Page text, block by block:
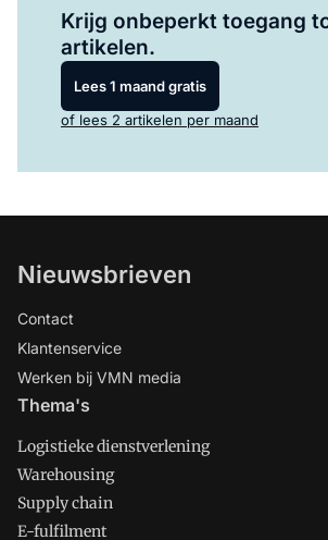
Krijg onbeperkt toegang
artikelen.
Lees 1 maand gratis
of lees 2 artikelen per maand
Nieuwsbrieven
Contact
Klantenservice
Werken bij VMN media
Thema's
Logistieke dienstverlening
Warehousing
Supply chain
E-fulfilment